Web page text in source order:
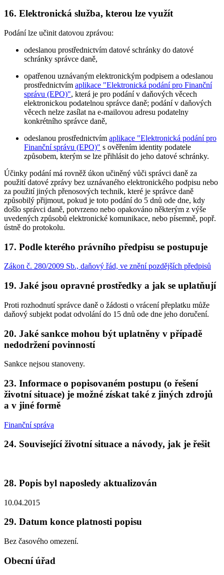
16. Elektronická služba, kterou lze využít
Podání lze učinit datovou zprávou:
odeslanou prostřednictvím datové schránky do datové
schránky správce daně,
opatřenou uznávaným elektronickým podpisem a odeslanou
prostřednictvím aplikace "Elektronická podání pro Finanční
správu (EPO)", která je pro podání v daňových věcech
elektronickou podatelnou správce daně; podání v daňových
věcech nelze zasílat na e-mailovou adresu podatelny
konkrétního správce daně,
odeslanou prostřednictvím aplikace "Elektronická podání pro
Finanční správu (EPO)" s ověřením identity podatele
způsobem, kterým se lze přihlásit do jeho datové schránky.
Účinky podání má rovněž úkon učiněný vůči správci daně za
použití datové zprávy bez uznávaného elektronického podpisu nebo
za použití jiných přenosových technik, které je správce daně
způsobilý přijmout, pokud je toto podání do 5 dnů ode dne, kdy
došlo správci daně, potvrzeno nebo opakováno některým z výše
uvedených způsobů elektronické komunikace, nebo písemně, popř.
ústně do protokolu.
17. Podle kterého právního předpisu se postupuje
Zákon č. 280/2009 Sb., daňový řád, ve znění pozdějších předpisů
19. Jaké jsou opravné prostředky a jak se uplatňují
Proti rozhodnutí správce daně o žádosti o vrácení přeplatku může
daňový subjekt podat odvolání do 15 dnů ode dne jeho doručení.
20. Jaké sankce mohou být uplatněny v případě
nedodržení povinností
Sankce nejsou stanoveny.
23. Informace o popisovaném postupu (o řešení
životní situace) je možné získat také z jiných zdrojů
a v jiné formě
Finanční správa
24. Související životní situace a návody, jak je řešit
28. Popis byl naposledy aktualizován
10.04.2015
29. Datum konce platnosti popisu
Bez časového omezení.
Obecní úřad